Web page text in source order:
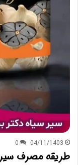
04/11/1403
0
طریقه مصرف سیر